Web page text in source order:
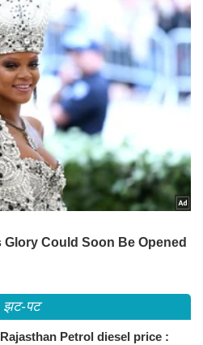
झट-पट
Rajasthan Petrol diesel price :